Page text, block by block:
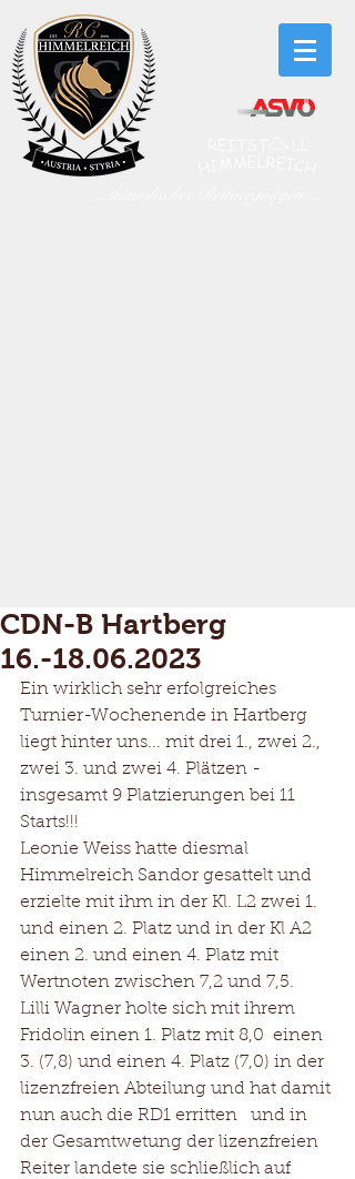
CDN-B Hartberg
16.-18.06.2023
Ein wirklich sehr erfolgreiches
Turnier-Wochenende in Hartberg
liegt hinter uns... mit drei 1., zwei 2.,
zwei 3. und zwei 4. Plätzen -
insgesamt 9 Platzierungen bei 11
Starts!!!
Leonie Weiss hatte diesmal
Himmelreich Sandor gesattelt und
erzielte mit ihm in der Kl. L2 zwei 1.
und einen 2. Platz und in der Kl A2
einen 2. und einen 4. Platz mit
Wertnoten zwischen 7,2 und 7,5.
Lilli Wagner holte sich mit ihrem
Fridolin einen 1. Platz mit 8,0  einen
3. (7,8) und einen 4. Platz (7,0) in der
lizenzfreien Abteilung und hat damit
nun auch die RD1 erritten   und in
der Gesamtwetung der lizenzfreien
Reiter landete sie schließlich auf